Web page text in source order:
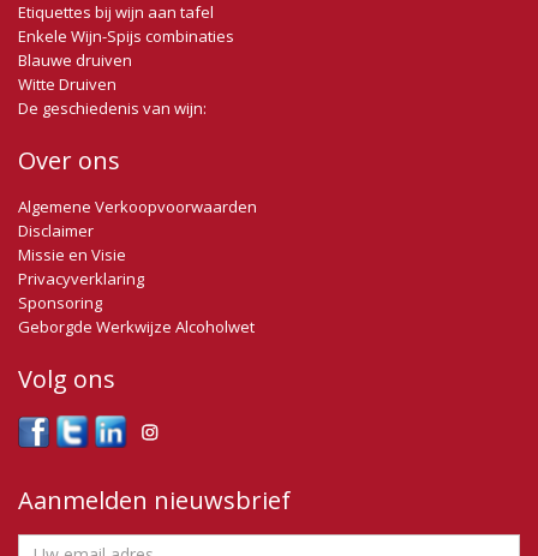
Etiquettes bij wijn aan tafel
Enkele Wijn-Spijs combinaties
Blauwe druiven
Witte Druiven
De geschiedenis van wijn:
Over ons
Algemene Verkoopvoorwaarden
Disclaimer
Missie en Visie
Privacyverklaring
Sponsoring
Geborgde Werkwijze Alcoholwet
Volg ons
Aanmelden nieuwsbrief